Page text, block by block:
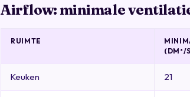
Airflow: minimale
RUIMTE
(DM³/
Keuken 21